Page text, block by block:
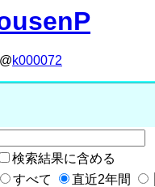
@k000072
検索結果に含める
すべて 直近2年間